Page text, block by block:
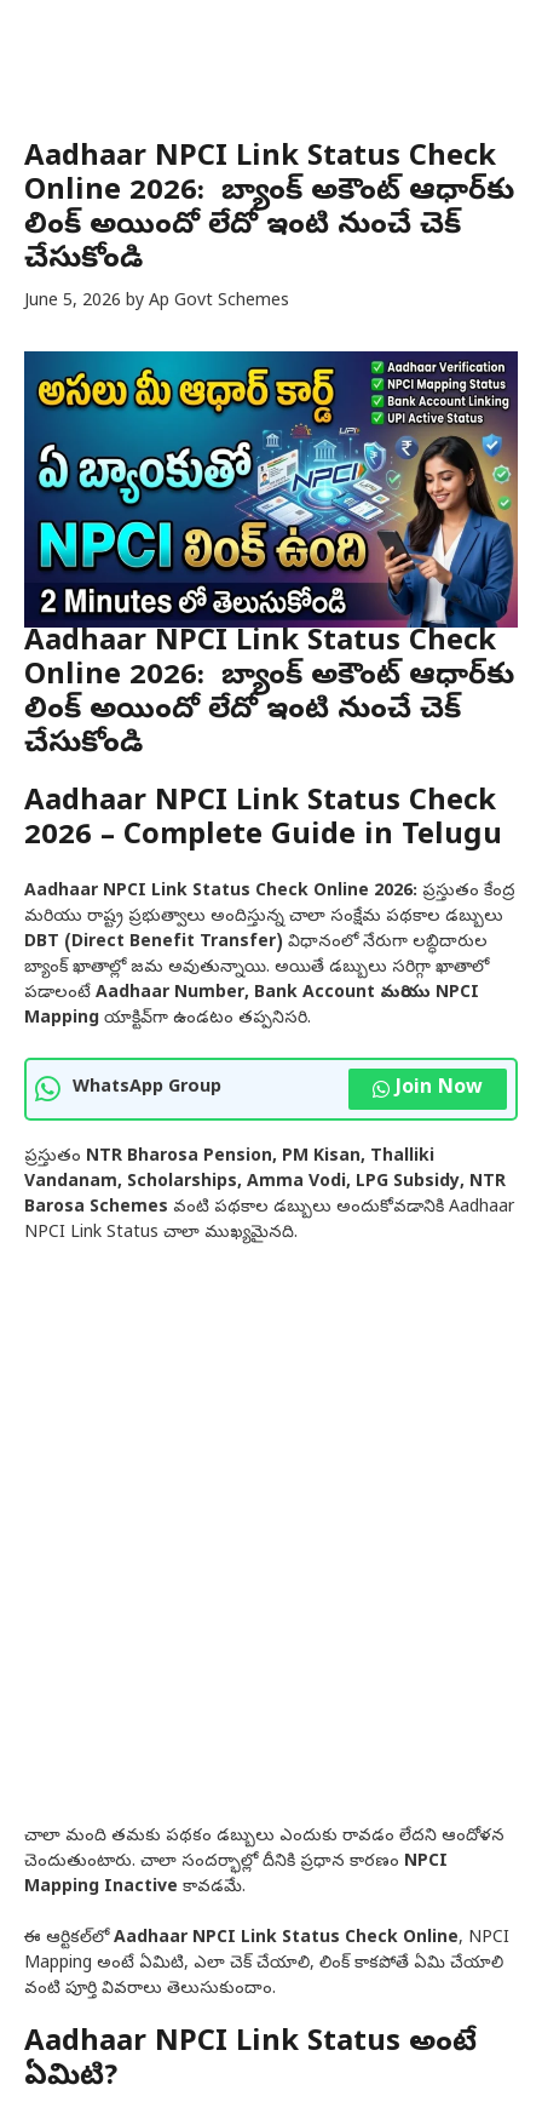
Aadhaar NPCI Link Status Check
Online 2026: మీ బ్యాంక్ అకౌంట్ ఆధార్‌కు
లింక్ అయిందో లేదో ఇంటి నుంచే చెక్
చేసుకోండి
June 5, 2026 by Ap Govt Schemes
Aadhaar NPCI Link Status Check
Online 2026: మీ బ్యాంక్ అకౌంట్ ఆధార్‌కు
లింక్ అయిందో లేదో ఇంటి నుంచే చెక్
చేసుకోండి
Aadhaar NPCI Link Status Check
2026 – Complete Guide in Telugu
Aadhaar NPCI Link Status Check Online 2026: ప్రస్తుతం కేంద్ర
మరియు రాష్ట్ర ప్రభుత్వాలు అందిస్తున్న చాలా సంక్షేమ పథకాల డబ్బులు
DBT (Direct Benefit Transfer) విధానంలో నేరుగా లబ్ధిదారుల
బ్యాంక్ ఖాతాల్లో జమ అవుతున్నాయి. అయితే డబ్బులు సరిగ్గా ఖాతాలో
పడాలంటే Aadhaar Number, Bank Account మరియు NPCI
Mapping యాక్టివ్‌గా ఉండటం తప్పనిసరి.
WhatsApp Group Join Now
ప్రస్తుతం NTR Bharosa Pension, PM Kisan, Thalliki
Vandanam, Scholarships, Amma Vodi, LPG Subsidy, NTR
Barosa Schemes వంటి పథకాల డబ్బులు అందుకోవడానికి Aadhaar
NPCI Link Status చాలా ముఖ్యమైనది.
చాలా మంది తమకు పథకం డబ్బులు ఎందుకు రావడం లేదని ఆందోళన
చెందుతుంటారు. చాలా సందర్భాల్లో దీనికి ప్రధాన కారణం NPCI
Mapping Inactive కావడమే.
ఈ ఆర్టికల్‌లోAadhaar NPCI Link Status Check Online, NPCI
Mapping అంటే ఏమిటి, ఎలా చెక్ చేయాలి, లింక్ కాకపోతే ఏమి చేయాలి
వంటి పూర్తి వివరాలు తెలుసుకుందాం.
Aadhaar NPCI Link Status అంటే
ఏమిటి?